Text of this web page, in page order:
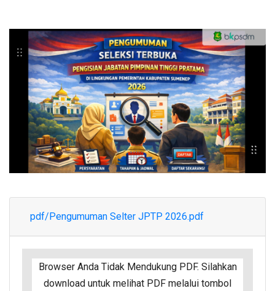
pdf/Pengumuman Selter JPTP 2026.pdf
Browser Anda Tidak Mendukung PDF. Silahkan
download untuk melihat PDF melalui tombol